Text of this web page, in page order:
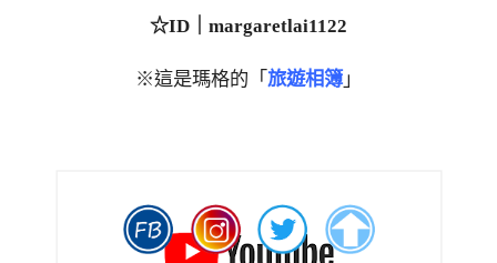
☆ID｜margaretlai1122
※這是瑪格的「 旅遊相簿 」